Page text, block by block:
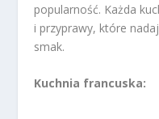
popularność. Każda
i przyprawy, które
smak.
Kuchnia francuska: